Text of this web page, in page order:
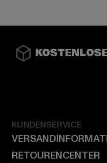
KUNDENSERVICE
RETOURENCENTER